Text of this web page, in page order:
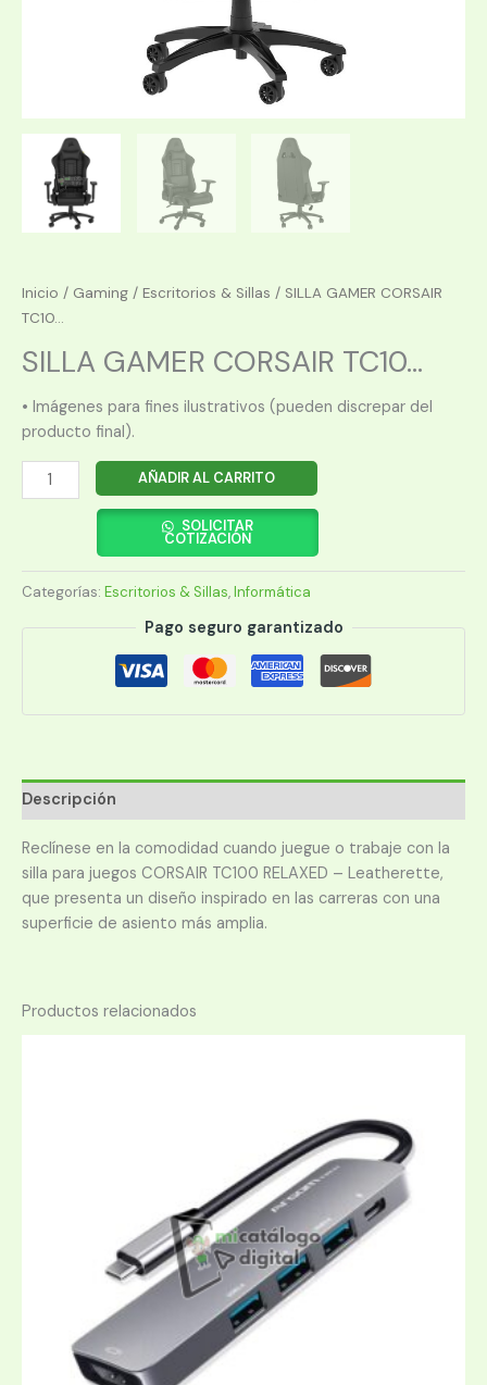
Inicio / Gaming / Escritorios & Sillas / SILLA GAMER CORSAIR
TC10...
SILLA GAMER CORSAIR TC10...
• Imágenes para fines ilustrativos (pueden discrepar del
producto final).
SILLA
GAMER
RELAXED-
CF-
AÑADIR AL CARRITO
SOLICITAR
COTIZACIÓN
Categorías: Escritorios & Sillas,Informática
Pago seguro garantizado
Descripción
Reclínese en la comodidad cuando juegue o trabaje con la
silla para juegos CORSAIR TC100 RELAXED – Leatherette,
que presenta un diseño inspirado en las carreras con una
superficie de asiento más amplia.
Productos relacionados